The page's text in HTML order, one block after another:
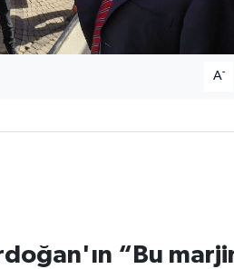
A-
“Bu